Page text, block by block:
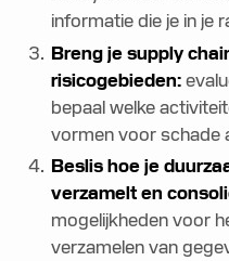
informatie die je in je
Breng je supply
risicogebieden:
bepaal welke
vormen voor schade
Beslis hoe je
verzamelt en
mogelijkheden voor
verzamelen van